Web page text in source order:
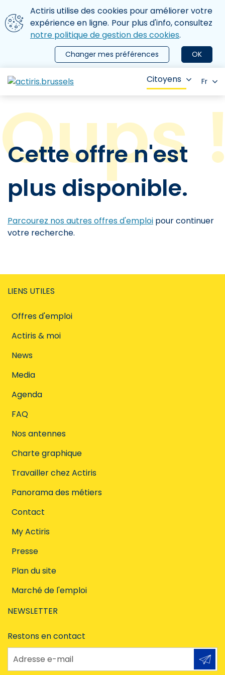
Aller au contenu principal
Nous utilisons des cookies
Actiris utilise des cookies pour améliorer votre
expérience en ligne. Pour plus d'info, consultez
notre politique de gestion des cookies.
OK
Changer mes préférences
le menu
Citoyens Fr
Cette offre n'est
plus disponible.
Parcourez nos autres offres d'emploi pour continuer
votre recherche.
LIENS UTILES
Offres d'emploi
Actiris & moi
News
Media
Agenda
FAQ
Nos antennes
Charte graphique
Travailler chez Actiris
Panorama des métiers
Contact
My Actiris
Presse
Plan du site
Marché de l'emploi
NEWSLETTER
Restons en contact
Adresse e-mail